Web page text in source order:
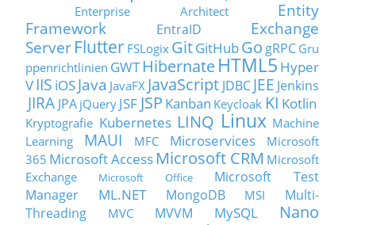
Enterprise Architect
Entity
Framework
EntraID
Exchange
Server Flutter FSLogix GitGitHubGo gRPC Gru
ppenrichtlinien GWT HibernateHTML5 Hyper
VIIS iOSJava JavaFX JavaScript JDBC JEE Jenkins
JIRA JPA jQuery JSF JSP Kanban Keycloak KI Kotlin
Kryptografie Kubernetes LINQ Linux Machine
Learning
MAUI MFC Microservices
Microsoft
365 Microsoft Access Microsoft CRM Microsoft
Exchange
Microsoft Office
Microsoft Test
Manager
ML.NET MongoDB MSI
Multi-
Threading
MVC MVVM MySQL
Nano